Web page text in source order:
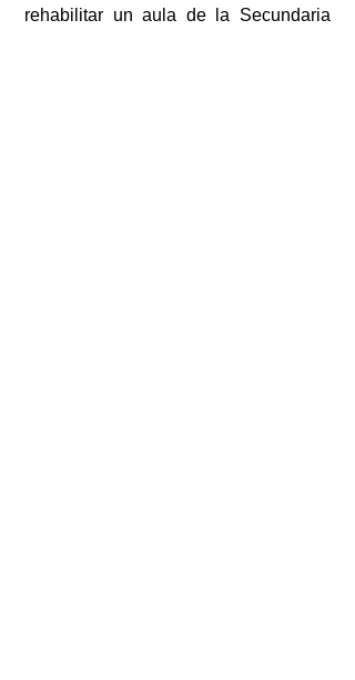
rehabilitar un aula de la Secundaria